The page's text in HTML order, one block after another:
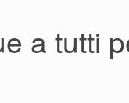
a tutti